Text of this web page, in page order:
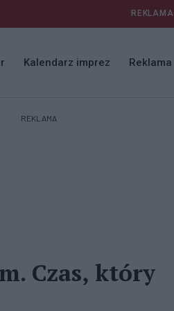
REKLAMA
Kalendarz imprez Reklama
REKLAMA
Czas, który